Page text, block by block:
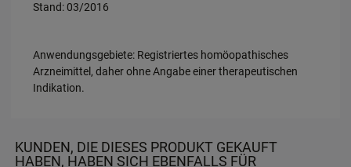
Stand: 03/2016
Anwendungsgebiete: Registriertes homöopathisches
Arzneimittel, daher ohne Angabe einer therapeutischen
Indikation.
KUNDEN, DIE DIESES PRODUKT GEKAUFT
HABEN, HABEN SICH EBENFALLS FÜR